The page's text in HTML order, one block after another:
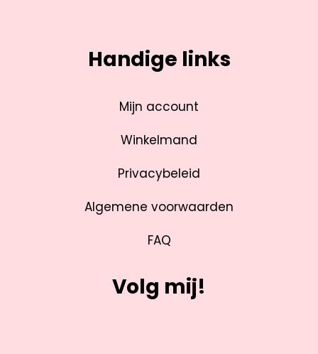
Handige links
Mijn account
Winkelmand
Privacybeleid
Algemene voorwaarden
FAQ
Volg mij!